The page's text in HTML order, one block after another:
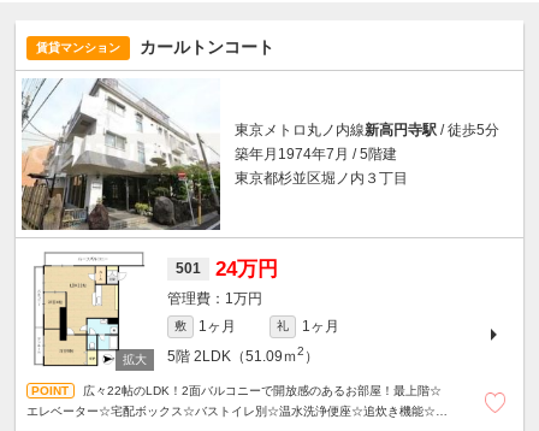
賃貸マンション カールトンコート
東京メトロ丸ノ内線新高円寺駅 / 徒歩5分
築年月1974年7月 / 5階建
東京都杉並区堀ノ内３丁目
501 24万円
1万円
敷 1ヶ月 礼
1ヶ月
5階 2LDK（51.09ｍ2 ）
広々22帖のLDK！2面バルコニーで開放感のあるお部屋！最上階☆
エレベーター☆宅配ボックス☆バストイレ別☆温水洗浄便座☆追炊き機能☆独